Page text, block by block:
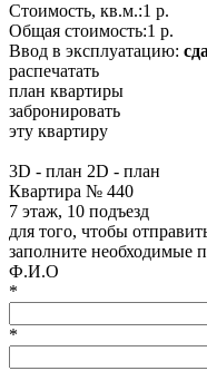
Стоимость, кв.м.:1 р.
Общая стоимость:1 р.
Ввод в эксплуатацию:
распечатать
план квартиры
забронировать
эту квартиру
3D - план 2D - план
Квартира № 440
7 этаж, 10 подъезд
для того, чтобы
заполните необходимые
Ф.И.О
*
*